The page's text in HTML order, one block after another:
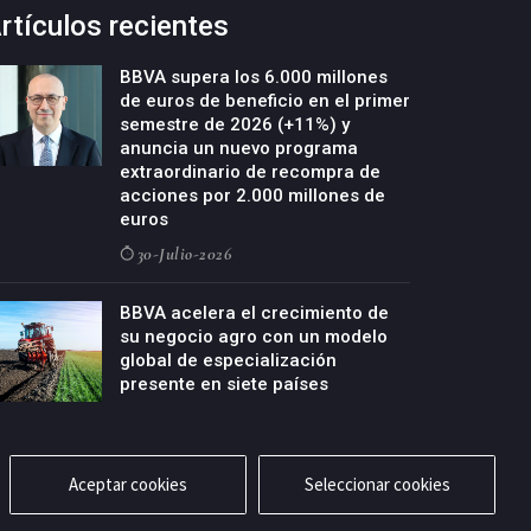
recientes
BBVA supera los 6.000 millones
de euros de beneficio en el primer
semestre de 2026 (+11%) y
anuncia un nuevo programa
extraordinario de recompra de
acciones por 2.000 millones de
euros
30-Julio-2026
BBVA acelera el crecimiento de
su negocio agro con un modelo
global de especialización
presente en siete países
Aceptar cookies Seleccionar cookies